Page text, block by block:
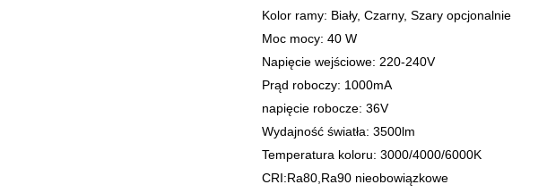
Kolor ramy: Biały, Czarny, Szary opcjonalnie
Moc mocy: 40 W
Napięcie wejściowe: 220-240V
Prąd roboczy: 1000mA
napięcie robocze: 36V
Wydajność światła: 3500lm
Temperatura koloru: 3000/4000/6000K
CRI:Ra80,Ra90 nieobowiązkowe